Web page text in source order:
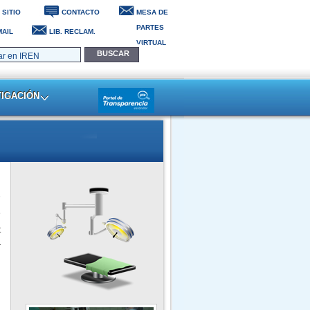
SITIO CONTACTO
MESA DE
PARTES
VIRTUAL
LIB. RECLAM.